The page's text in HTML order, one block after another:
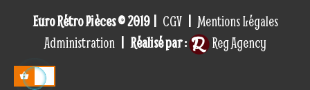
Euro Rétro Pièces © 2019 | CGV| Mentions Légales
Administration | Réalisé par : Reg Agency